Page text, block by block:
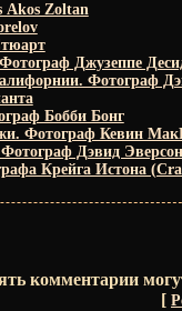
Akos Zoltan
Джузеппе
Фотограф
Бобби Бонг
Фотограф Кевин
Дэвид Эверсон
Крейга Истона
комментарии
[